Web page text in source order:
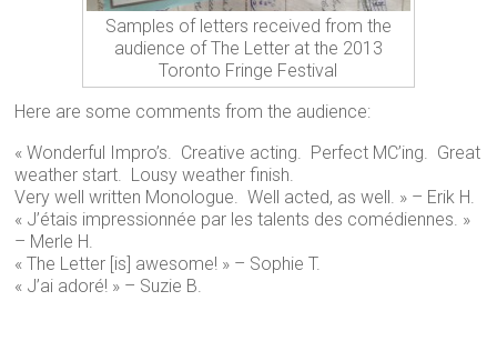
Samples of letters received from the
audience of The Letter at the 2013
Toronto Fringe Festival
Here are some comments from the audience:
« Wonderful Impro’s. Creative acting. Perfect MC’ing. Great
weather start. Lousy weather finish.
Very well written Monologue. Well acted, as well. » – Erik H.
« J’étais impressionnée par les talents des comédiennes. »
– Merle H.
« The Letter [is] awesome! » – Sophie T.
« J’ai adoré! » – Suzie B.